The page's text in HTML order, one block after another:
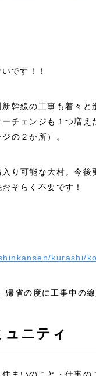
です！！
幹線の工事も着々
チェンジも１つ増
の２か所）。
り可能な大村。今
そらく不要です！
kurashi/
省の度に工事中の
ュニティ